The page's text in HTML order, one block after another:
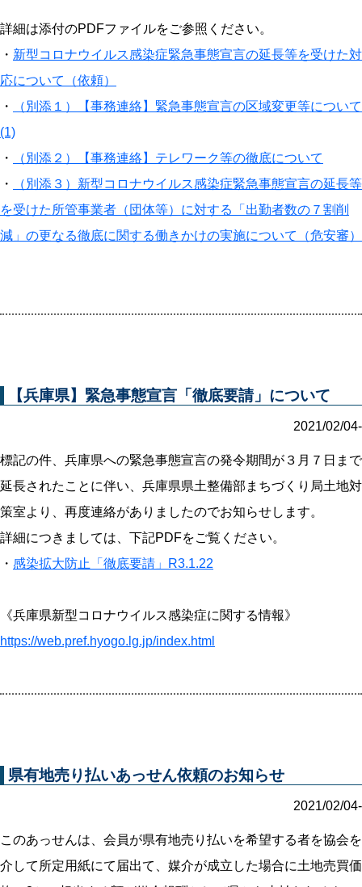
詳細は添付のPDFファイルをご参照ください。
・ 新型コロナウイルス感染症緊急事態宣言の延長等を受けた対
応について（依頼）
・
（別添１）【事務連絡】緊急事態宣言の区域変更等について
(1)
・
（別添２）【事務連絡】テレワーク等の徹底について
・
（別添３）新型コロナウイルス感染症緊急事態宣言の延長等
を受けた所管事業者（団体等）に対する「出勤者数の７割削
減」の更なる徹底に関する働きかけの実施について（危安審）
【兵庫県】緊急事態宣言「徹底要請」について
2021/02/04-
標記の件、兵庫県への緊急事態宣言の発令期間が３月７日まで
延長されたことに伴い、兵庫県県土整備部まちづくり局土地対
策室より、再度連絡がありましたのでお知らせします。
詳細につきましては、下記PDFをご覧ください。
・ 感染拡大防止「徹底要請」R3.1.22
《兵庫県新型コロナウイルス感染症に関する情報》
https://web.pref.hyogo.lg.jp/index.html
県有地売り払いあっせん依頼のお知らせ
2021/02/04-
このあっせんは、会員が県有地売り払いを希望する者を協会を
介して所定用紙にて届出て、媒介が成立した場合に土地売買価